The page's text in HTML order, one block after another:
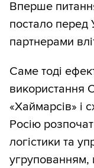
Вперше
постало перед
партнерами
Саме тоді
використання
«Хаймарсів» і
Росію
логістики та
угрупованням,